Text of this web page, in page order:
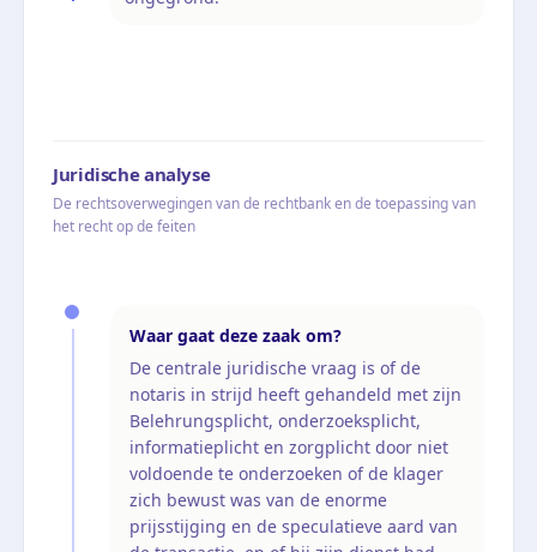
Juridische analyse
De rechtsoverwegingen van de rechtbank en de toepassing van
het recht op de feiten
Waar gaat deze zaak om?
De centrale juridische vraag is of de
notaris in strijd heeft gehandeld met zijn
Belehrungsplicht, onderzoeksplicht,
informatieplicht en zorgplicht door niet
voldoende te onderzoeken of de klager
zich bewust was van de enorme
prijsstijging en de speculatieve aard van